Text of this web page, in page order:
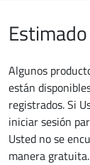
Algunos
están
registrados. Si
iniciar sesión
Usted no se
manera gratuita.